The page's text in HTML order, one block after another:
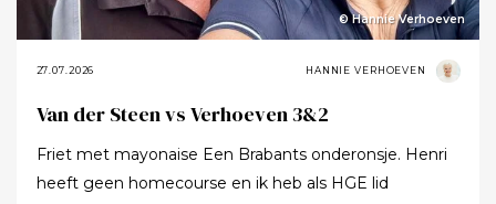
© Hannie Verhoeven
27.07.2026 HANNIE VERHOEVEN
Van der Steen vs Verhoeven 3&2
Friet met mayonaise Een Brabants onderonsje. Henri
heeft geen homecourse en ik heb als HGE lid